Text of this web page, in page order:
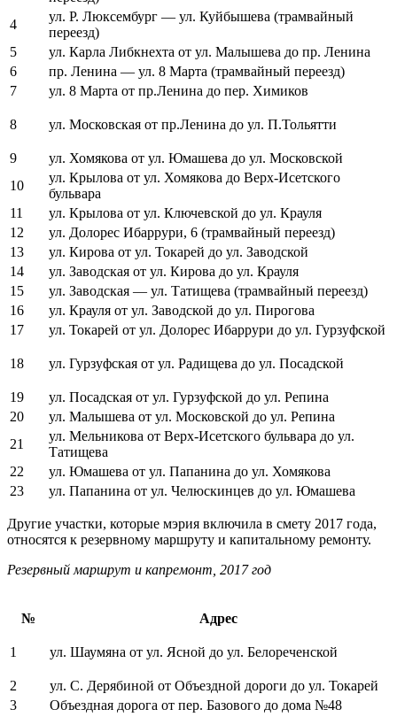
4
ул. Р. Люксембург — ул. Куйбышева (трамвайный
переезд)
5
ул. Карла Либкнехта от ул. Малышева до пр. Ленина
6
пр. Ленина — ул. 8 Марта (трамвайный переезд)
7
ул. 8 Марта от пр.Ленина до пер. Химиков
8 ул. Московская от пр.Ленина до ул. П.Тольятти
9
ул. Хомякова от ул. Юмашева до ул. Московской
10
ул. Крылова от ул. Хомякова до Верх-Исетского
бульвара
11
ул. Крылова от ул. Ключевской до ул. Крауля
12
ул. Долорес Ибаррури, 6 (трамвайный переезд)
13
ул. Кирова от ул. Токарей до ул. Заводской
14
ул. Заводская от ул. Кирова до ул. Крауля
15
ул. Заводская — ул. Татищева (трамвайный переезд)
16
ул. Крауля от ул. Заводской до ул. Пирогова
17
ул. Токарей от ул. Долорес Ибаррури до ул. Гурзуфской
18 ул. Гурзуфская от ул. Радищева до ул. Посадской
19
ул. Посадская от ул. Гурзуфской до ул. Репина
20
ул. Малышева от ул. Московской до ул. Репина
21
ул. Мельникова от Верх-Исетского бульвара до ул.
Татищева
22
ул. Юмашева от ул. Папанина до ул. Хомякова
23
ул. Папанина от ул. Челюскинцев до ул. Юмашева
Другие участки, которые мэрия включила в смету 2017 года,
относятся к резервному маршруту и капитальному ремонту.
Резервный маршрут и капремонт, 2017 год
№ Адрес
1 ул. Шаумяна от ул. Ясной до ул. Белореченской
2
ул. С. Дерябиной от Объездной дороги до ул. Токарей
3
Объездная дорога от пер. Базового до дома №48